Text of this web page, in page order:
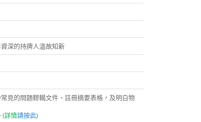
深的持牌人溫故知新
見的問題轇轕文件、註冊摘要表格，及明白物
(詳情請按此)